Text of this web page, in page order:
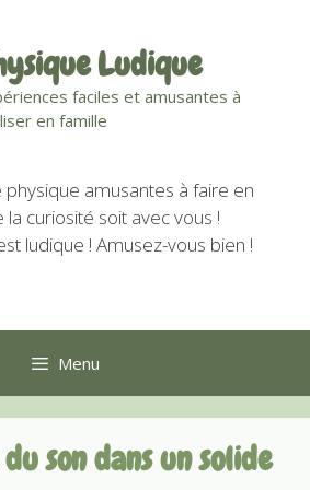
Ludique
faciles et amusantes à
en famille
amusantes à faire en
la curiosité soit avec vous !
ludique ! Amusez-vous bien !
Menu
son dans un solide